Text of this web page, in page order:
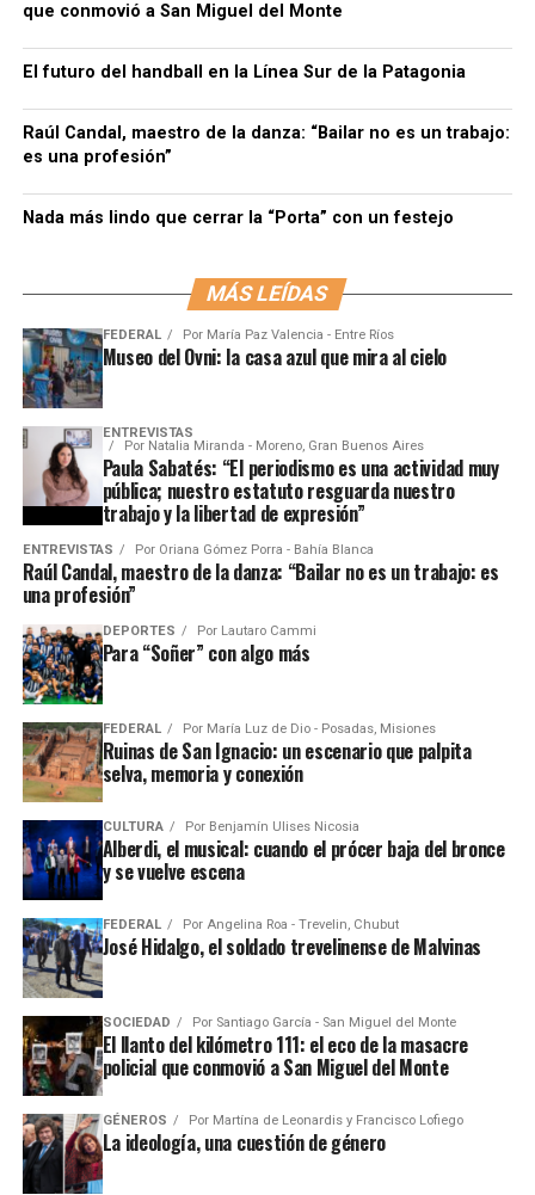
que conmovió a San Miguel del Monte
El futuro del handball en la Línea Sur de la Patagonia
Raúl Candal, maestro de la danza: “Bailar no es un trabajo:
es una profesión”
Nada más lindo que cerrar la “Porta” con un festejo
MÁS LEÍDAS
FEDERAL Por María Paz Valencia - Entre Ríos
Museo del Ovni: la casa azul que mira al cielo
ENTREVISTAS
Por Natalia Miranda - Moreno, Gran Buenos Aires
Paula Sabatés: “El periodismo es una actividad muy
pública; nuestro estatuto resguarda nuestro
trabajo y la libertad de expresión”
ENTREVISTAS Por Oriana Gómez Porra - Bahía Blanca
Raúl Candal, maestro de la danza: “Bailar no es un trabajo: es
una profesión”
DEPORTES Por Lautaro Cammi
Para “Soñer” con algo más
FEDERAL Por María Luz de Dio - Posadas, Misiones
Ruinas de San Ignacio: un escenario que palpita
selva, memoria y conexión
CULTURA Por Benjamín Ulises Nicosia
Alberdi, el musical: cuando el prócer baja del bronce
y se vuelve escena
FEDERAL Por Angelina Roa - Trevelin, Chubut
José Hidalgo, el soldado trevelinense de Malvinas
SOCIEDAD Por Santiago García - San Miguel del Monte
El llanto del kilómetro 111: el eco de la masacre
policial que conmovió a San Miguel del Monte
GÉNEROS Por Martína de Leonardis y Francisco Lofiego
La ideología, una cuestión de género